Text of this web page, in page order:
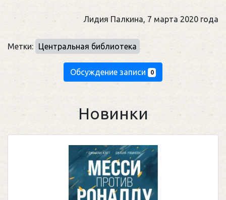
Лидия Палкина, 7 марта 2020 года
Метки: Центральная библиотека
Обсуждение записи 0
Новинки